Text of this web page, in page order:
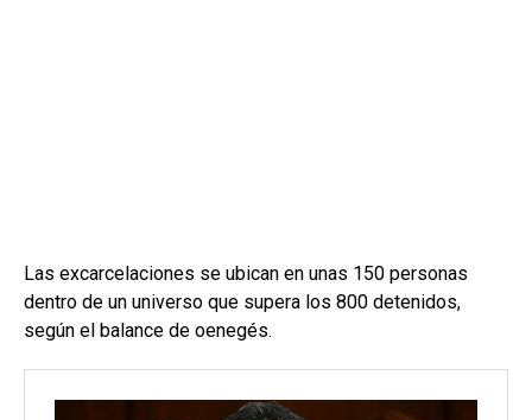
Las excarcelaciones se ubican en unas 150 personas
dentro de un universo que supera los 800 detenidos,
según el balance de oenegés.